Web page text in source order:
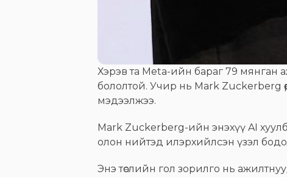
Хэрэв та Meta-ийн бараг 79 мянган
бололтой. Учир нь Mark Zuckerberg
мэдээлжээ.
Mark Zuckerberg-ийн энэхүү AI
олон нийтэд илэрхийлсэн үзэл
Энэ төслийн гол зорилго нь